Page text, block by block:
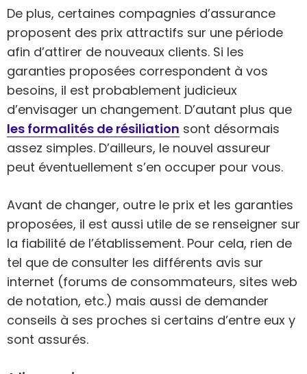
De plus, certaines compagnies d’assurance
proposent des prix attractifs sur une période
afin d’attirer de nouveaux clients. Si les
garanties proposées correspondent à vos
besoins, il est probablement judicieux
d’envisager un changement. D’autant plus que
les formalités de résiliation sont désormais
assez simples. D’ailleurs, le nouvel assureur
peut éventuellement s’en occuper pour vous.
Avant de changer, outre le prix et les garanties
proposées, il est aussi utile de se renseigner sur
la fiabilité de l’établissement. Pour cela, rien de
tel que de consulter les différents avis sur
internet (forums de consommateurs, sites web
de notation, etc.) mais aussi de demander
conseils à ses proches si certains d’entre eux y
sont assurés.